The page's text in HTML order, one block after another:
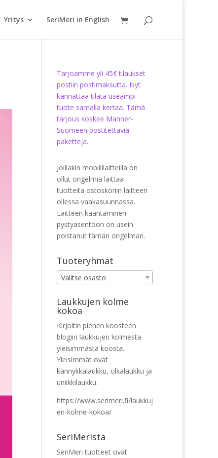
Yritys SeriMeri in English
Tarjoamme yli 45€ tilaukset
postiin postimaksutta. Nyt
kannattaa tilata useampi
tuote samalla kertaa. Tämä
tarjous koskee Manner-
Suomeen postitettavia
paketteja.
Joillakin mobiililaitteilla on
ollut ongelmia laittaa
tuotteita ostoskoriin laitteen
ollessa vaakasuunnassa.
Laitteen kääntäminen
pystyasentoon on usein
poistanut tämän ongelman.
Tuoteryhmät
Valitse osasto
Laukkujen kolme
kokoa
Kirjoitin pienen koosteen
blogiin laukkujen kolmesta
yleisimmästä koosta.
Yleisimmät ovat
kännykkälaukku, olkalaukku ja
uniikkilaukku.
https://www.serimeri.fi/laukkuj
en-kolme-kokoa/
SeriMeristä
SeriMeri tuotteet ovat